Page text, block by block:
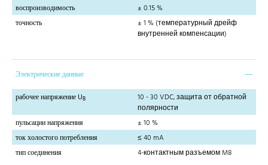
воспроизводимость
± 0.15 %
точность
± 1 % (температурный дрейф
внутренней компенсации)
Электрические данные
рабочее напряжение UB
10 - 30 VDC, защита от обратной
полярности
пульсации напряжения
± 10 %
ток холостого потребления
≤ 40 mA
тип соединения
4-контактным разъемом M8